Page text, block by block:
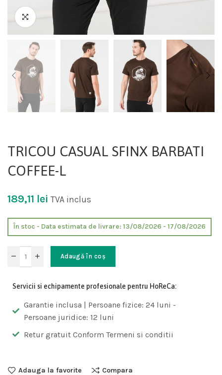
TRICOU CASUAL SFINX BARBATI
COFFEE-L
189,11 lei TVA inclus
În stoc - Data estimata de livrare: 13/08/2026 - 17/08/2026
Adaugă în coș
Servicii si echipamente profesionale pentru HoReCa:
Garantie inclusa | Persoane fizice: 24 luni -
Persoane juridice: 12 luni
Retur gratuit Conform Termeni si conditii
Adauga la favorite Compara